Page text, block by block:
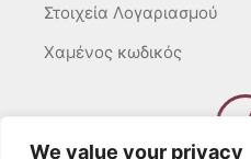
We value your privacy
Στοιχεία Λογαριασμού
Χαμένος κωδικός